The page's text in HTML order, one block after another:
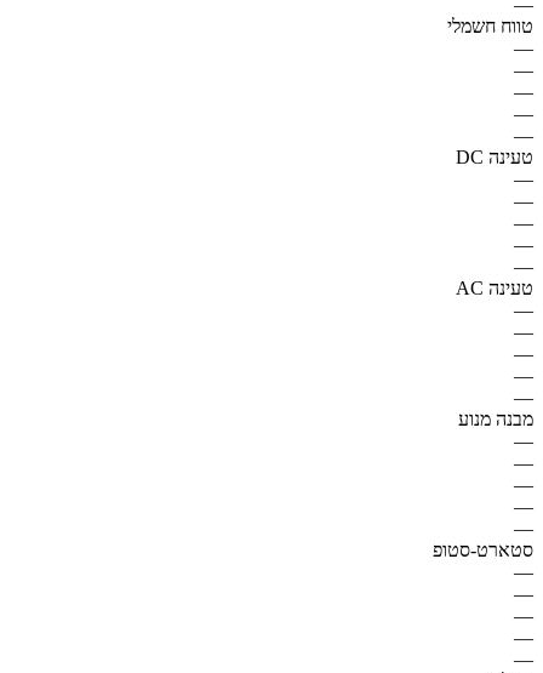
טווח חשמלי
—
—
—
—
—
טעינה DC
—
—
—
—
—
טעינה AC
—
—
—
—
—
מבנה מנוע
—
—
—
—
—
סטארט-סטופ
—
—
—
—
—